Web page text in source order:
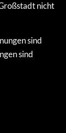
nicht
sind
sind